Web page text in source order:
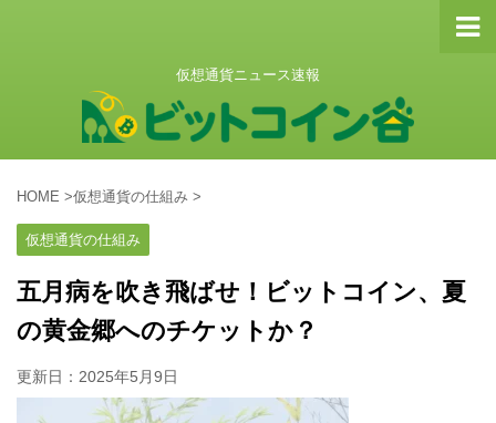
仮想通貨ニュース速報
HOME >仮想通貨の仕組み >
仮想通貨の仕組み
五月病を吹き飛ばせ！ビットコイン、夏
の黄金郷へのチケットか？
更新日： 2025年5月9日